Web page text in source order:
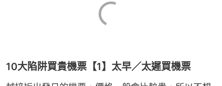
10大陷阱買貴機票【1】太早／太遲買機票